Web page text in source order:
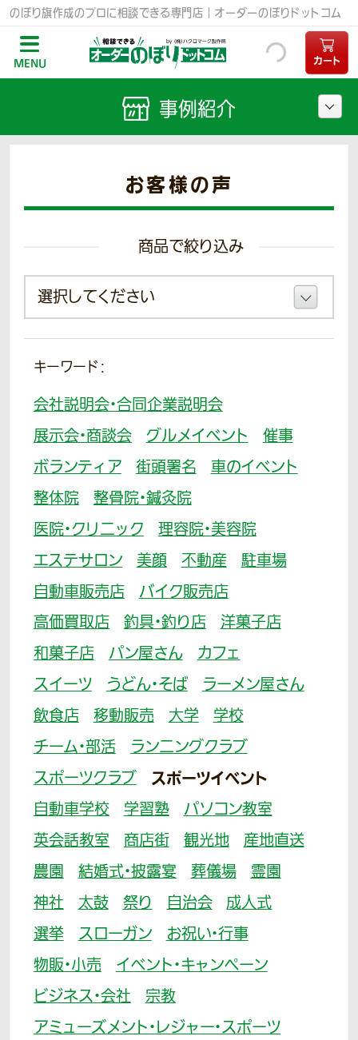
のぼり旗作成のプロに相談できる専門店｜オーダーのぼりドットコム
MENU カート
お客様の声
商品で絞り込み
キーワード：
会社説明会・合同企業説明会
展示会・商談会
グルメイベント
催事
ボランティア
街頭署名
車のイベント
整体院
整骨院・鍼灸院
医院・クリニック
理容院・美容院
エステサロン
美顔 不動産
駐車場
自動車販売店
バイク販売店
高価買取店
釣具・釣り店
洋菓子店
和菓子店
パン屋さん
カフェ
スイーツ
うどん・そば
ラーメン屋さん
飲食店
移動販売 大学
学校
チーム・部活
ランニングクラブ
スポーツクラブ
スポーツイベント
自動車学校 学習塾
パソコン教室
英会話教室
商店街 観光地
産地直送
農園
結婚式・披露宴 葬儀場
霊園
神社
太鼓 祭り 自治会
成人式
選挙
スローガン
お祝い・行事
物販・小売
イベント・キャンペーン
ビジネス・会社
宗教
アミューズメント・レジャー・スポーツ
事例紹介